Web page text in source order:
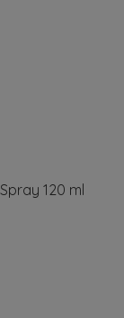
120 ml